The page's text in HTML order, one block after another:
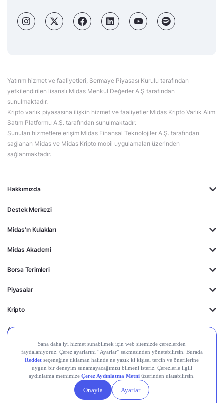
Hakkımızda
Destek Merkezi
Midas'ın Kulakları
Midas Akademi
Borsa Terimleri
Piyasalar
Kripto
Ayrıcalıklar
Yatırım hizmet ve faaliyetleri, Sermaye Piyasası Kurulu tarafından
yetkilendirilen lisanslı Midas Menkul Değerler A.Ş tarafından
sunulmaktadır.
Kripto varlık piyasasına ilişkin hizmet ve faaliyetler Midas Kripto Varlık Alım
Satım Platformu A.Ş. tarafından sunulmaktadır.
Sunulan hizmetlere erişim Midas Finansal Teknolojiler A.Ş. tarafından
sağlanan Midas ve Midas Kripto mobil uygulamaları üzerinden
sağlanmaktadır.
Kişisel Verilerin
Gizlilik
Yasal
Duyurular
Çerez